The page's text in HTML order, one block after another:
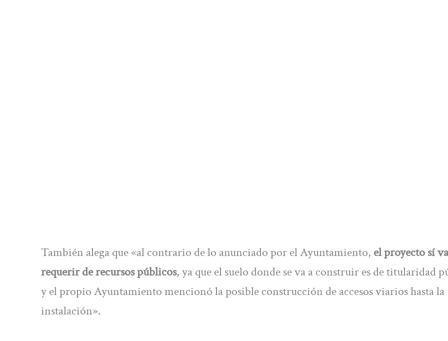
También alega que «al contrario de lo anunciado por el Ayuntamiento, el proyecto sí
requerir de recursos públicos, ya que el suelo donde se va a construir es de titularidad
y el propio Ayuntamiento mencionó la posible construcción de accesos viarios hasta la
instalación».